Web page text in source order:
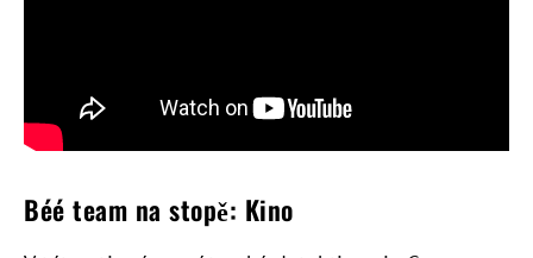
Béé team na stopě: Kino